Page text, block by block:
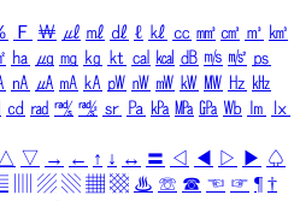
Ｆ ￦ ㎕ ㎖ ㎗ ℓ ㎘ ㏄ ㎣ ㎤ ㎥ ㎦
㏊ ㎍ ㎎ ㎏ ㏏ ㎈ ㎉ ㏈ ㎧ ㎨ ㎰
㎁ ㎂ ㎃ ㎄ ㎺ ㎻ ㎽ ㎾ ㎿ ㎐ ㎑
㏅ ㎭ ㎮ ㎯ ㏛ ㎩ ㎪ ㎫ ㎬ ㏝ ㏐
㏓
△ ▽ → ← ↑ ↓ ↔ 〓 ◁ ◀ ▷ ▶ ♤
▨ ▧ ▦ ▩ ♨ ☏ ☎ ☜ ☞ ¶ †